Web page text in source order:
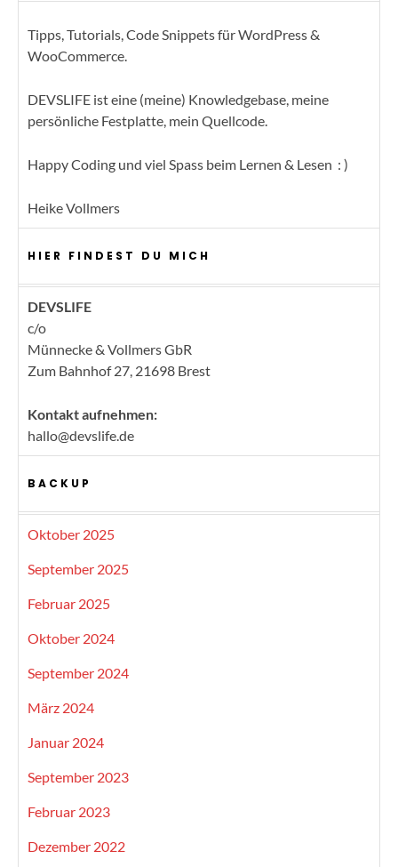
Tipps, Tutorials, Code Snippets für WordPress &
WooCommerce.
DEVSLIFE ist eine (meine) Knowledgebase, meine
persönliche Festplatte, mein Quellcode.
Happy Coding und viel Spass beim Lernen & Lesen : )
Heike Vollmers
HIER FINDEST DU MICH
DEVSLIFE
c/o
Münnecke & Vollmers GbR
Zum Bahnhof 27, 21698 Brest
Kontakt aufnehmen:
hallo@devslife.de
BACKUP
Oktober 2025
September 2025
Februar 2025
Oktober 2024
September 2024
März 2024
Januar 2024
September 2023
Februar 2023
Dezember 2022